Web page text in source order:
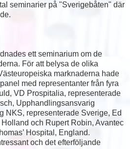
seminarier på "Sverigebåten" där
ett seminarium om de
För att belysa de olika
marknaderna hade
med representanter från fyra
VD Prospitalia, representerade
Upphandlingsansvarig
NKS, representerade Sverige, Ed
och Rupert Robin, Avantec
Hospital, England.
och det efterföljande